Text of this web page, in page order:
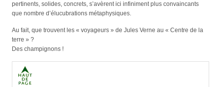
pertinents, solides, concrets, s’avèrent ici infiniment plus convaincants
que nombre d’élucubrations métaphysiques.
Au fait, que trouvent les « voyageurs » de Jules Verne au « Centre de la
terre » ?
Des champignons !